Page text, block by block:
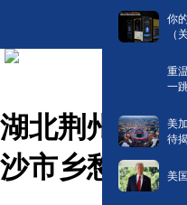
你
（
重
一
美
待
美
湖北荆州：创
沙市乡愁